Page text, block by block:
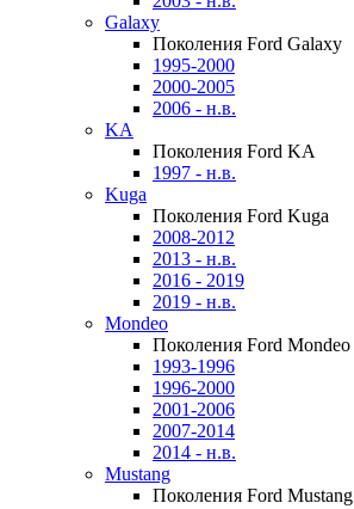
Galaxy
Поколения Ford Galaxy
1995-2000
2000-2005
2006 - н.в.
KA
Поколения Ford KA
1997 - н.в.
Kuga
Поколения Ford Kuga
2008-2012
2013 - н.в.
2016 - 2019
2019 - н.в.
Mondeo
Поколения Ford Mondeo
1993-1996
1996-2000
2001-2006
2007-2014
2014 - н.в.
Mustang
Поколения Ford Mustang